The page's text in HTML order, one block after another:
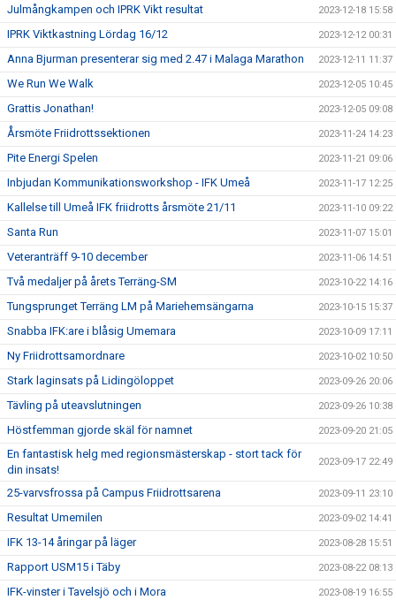
Julmångkampen och IPRK Vikt resultat 2023-12-18 15:58
IPRK Viktkastning Lördag 16/12 2023-12-12 00:31
Anna Bjurman presenterar sig med 2.47 i Malaga Marathon 2023-12-11 11:37
We Run We Walk 2023-12-05 10:45
Grattis Jonathan! 2023-12-05 09:08
Årsmöte Friidrottssektionen 2023-11-24 14:23
Pite Energi Spelen 2023-11-21 09:06
Inbjudan Kommunikationsworkshop - IFK Umeå 2023-11-17 12:25
Kallelse till Umeå IFK friidrotts årsmöte 21/11 2023-11-10 09:22
Santa Run 2023-11-07 15:01
Veteranträff 9-10 december 2023-11-06 14:51
Två medaljer på årets Terräng-SM 2023-10-22 14:16
Tungsprunget Terräng LM på Mariehemsängarna 2023-10-15 15:37
Snabba IFK:are i blåsig Umemara 2023-10-09 17:11
Ny Friidrottsamordnare 2023-10-02 10:50
Stark laginsats på Lidingöloppet 2023-09-26 20:06
Tävling på uteavslutningen 2023-09-26 10:38
Höstfemman gjorde skäl för namnet 2023-09-20 21:05
En fantastisk helg med regionsmästerskap - stort tack för
din insats!
2023-09-17 22:49
25-varvsfrossa på Campus Friidrottsarena 2023-09-11 23:10
Resultat Umemilen 2023-09-02 14:41
IFK 13-14 åringar på läger 2023-08-28 15:51
Rapport USM15 i Täby 2023-08-22 08:13
IFK-vinster i Tavelsjö och i Mora 2023-08-19 16:55